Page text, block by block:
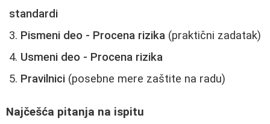
standardi
Pismeni deo - Procena rizika (praktični zadatak)
Usmeni deo - Procena rizika
Pravilnici (posebne mere zaštite na radu)
Najčešća pitanja na ispitu